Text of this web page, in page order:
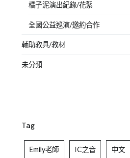
橘子泥演出紀錄/花絮
全國公益巡演/邀約合作
輔助教具/教材
未分類
Tag
Emily老師 IC之音 中文